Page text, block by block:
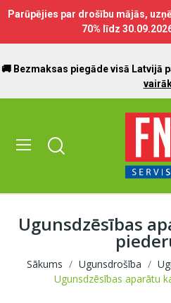
Parūpējies par drošību mājās,
70% līdz
🚚 Bezmaksas piegāde visā Latvijā
Ugunsdzēsības
Sākums Ugunsdrošība
Ugunsdzēsības aparātu